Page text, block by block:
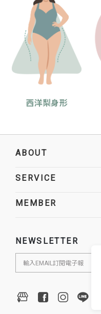
西洋梨身形
ABOUT
SERVICE
MEMBER
NEWSLETTER